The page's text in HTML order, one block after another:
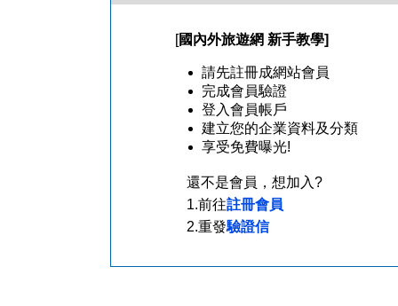
[國內外旅遊網 新手教學]
請先註冊成網站會員
完成會員驗證
登入會員帳戶
建立您的企業資料及分類
享受免費曝光!
還不是會員，想加入?
1.前往註冊會員
2.重發驗證信